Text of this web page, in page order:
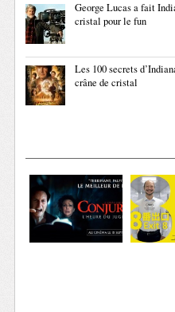
George Lucas a fait
cristal pour le fun
Les 100 secrets
crâne de cristal